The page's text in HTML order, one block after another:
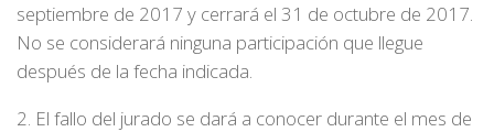
septiembre de 2017 y cerrará el 31 de octubre de 2017.
No se considerará ninguna participación que llegue
después de la fecha indicada.
2. El fallo del jurado se dará a conocer durante el mes de